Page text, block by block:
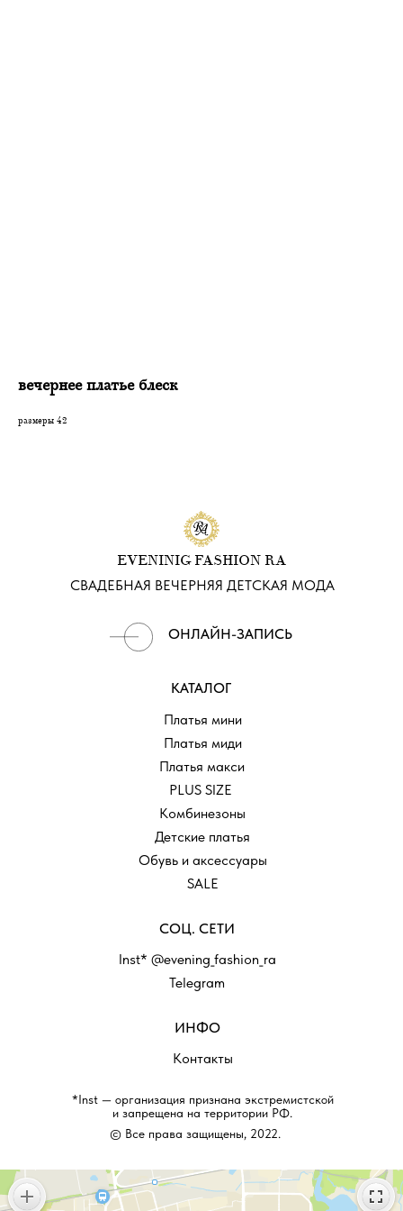
вечернее платье блеск
размеры 42
ОНЛАЙН-ЗАПИСЬ
Inst* @evening_fashion_ra
Telegram
СОЦ. СЕТИ
Контакты
ИНФО
*Inst — организация признана экстремистской
и запрещена на территории РФ.
© Все права защищены, 2022.
КАТАЛОГ
Платья мини
Платья миди
Платья макси
PLUS SIZE
Детские платья
Обувь и аксессуары
Комбинезоны
EVENINIG FASHION RA
СВАДЕБНАЯ ВЕЧЕРНЯЯ ДЕТСКАЯ МОДА
SALE